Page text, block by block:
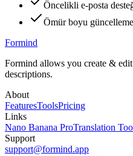
Öncelikli e-posta
Ömür boyu
Formind
Formind allows you create &
descriptions.
About
FeaturesToolsPricing
Links
Nano Banana ProTranslation
Support
support@formind.app